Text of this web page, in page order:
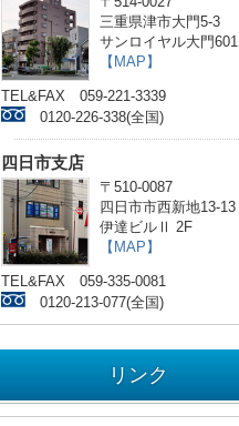
三重県津市大門5-3
サンロイヤル大門601
【MAP】
TEL&FAX 059-221-3339
0120-226-338(全国)
四日市支店
〒510-0087
四日市市西新地13-13
伊達ビルⅡ 2F
【MAP】
TEL&FAX 059-335-0081
0120-213-077(全国)
リンク